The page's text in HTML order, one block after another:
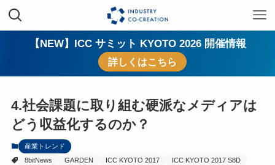
【NEW】ICC サミット KYOTO 2026 開催情報
詳しくはこちら
4.社会課題に取り組む硬派なメディアは
どう収益化するのか？
産業トレンド
8bitNews
GARDEN ICC KYOTO 2017
ICC KYOTO 2017 S8D